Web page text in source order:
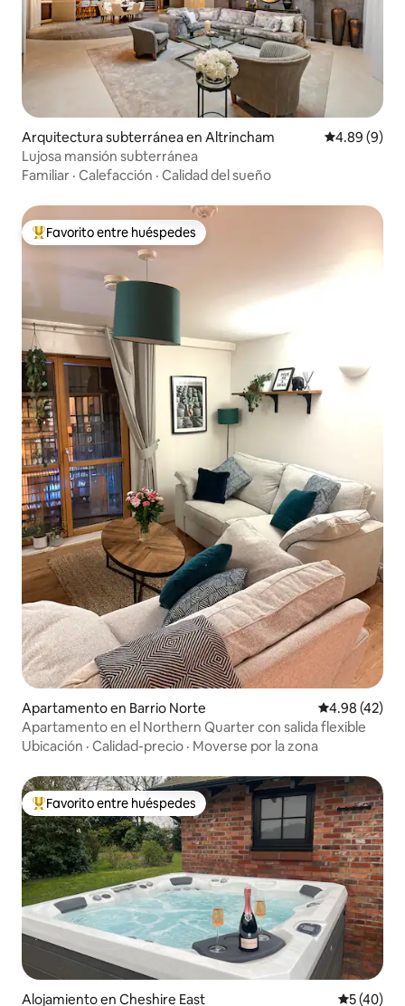
Arquitectura subterránea en Altrincham Calificación
4.89 (9)
Lujosa mansión subterránea
Familiar · Calefacción · Calidad del sueño
Favorito entre huéspedes preferido
Favorito entre huéspedes
Apartamento en Barrio Norte Calificación
4.98 (42)
Apartamento en el Northern Quarter con salida flexible
Ubicación · Calidad-precio · Moverse por la zona
Favorito entre huéspedes preferido
Favorito entre huéspedes
Alojamiento en Cheshire East
5 (40)